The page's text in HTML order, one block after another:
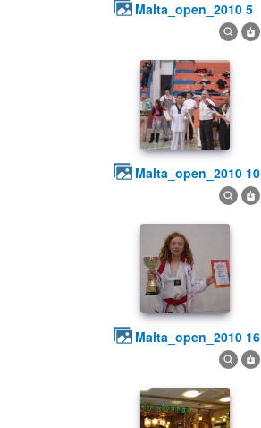
malta_open_2010 5
malta_open_2010 10
malta_open_2010 16